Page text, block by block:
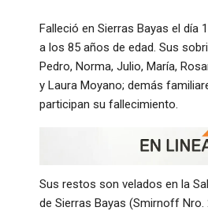
Falleció en Sierras Bayas el día
a los 85 años de edad. Sus
Pedro, Norma, Julio, María,
y Laura Moyano; demás
participan su fallecimiento.
Sus restos son velados en la
de Sierras Bayas (Smirnoff Nro.